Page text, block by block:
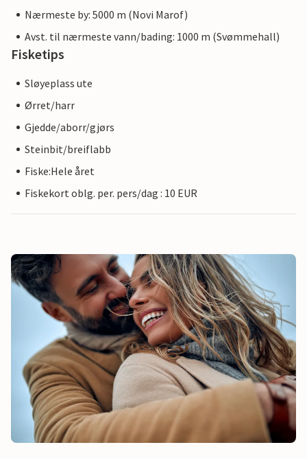
Nærmeste by: 5000 m (Novi Marof)
Avst. til nærmeste vann/bading: 1000 m (Svømmehall)
Fisketips
Sløyeplass ute
Ørret/harr
Gjedde/aborr/gjørs
Steinbit/breiflabb
Fiske:Hele året
Fiskekort oblg. per. pers/dag : 10 EUR